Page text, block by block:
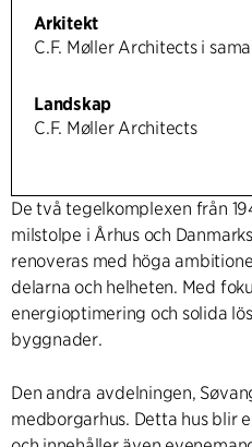
Arkitekt
C.F. Møller Architects i
Landskap
C.F. Møller Architects
De två tegelkomplexen från
milstolpe i Århus och
renoveras med höga
delarna och helheten. Med
energioptimering och solida
byggnader.
Den andra avdelningen,
medborgarhus. Detta hus blir